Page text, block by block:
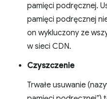
pamięci podręcznej.
pamięci podręcznej
on wykluczony ze
w sieci CDN.
Czyszczenie
Trwałe usuwanie